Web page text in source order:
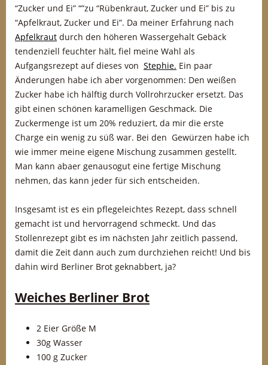
“Zucker und Ei” “”zu “Rübenkraut, Zucker und Ei” bis zu
“Apfelkraut, Zucker und Ei”. Da meiner Erfahrung nach
Apfelkraut durch den höheren Wassergehalt Gebäck
tendenziell feuchter hält, fiel meine Wahl als
Aufgangsrezept auf dieses von Stephie. Ein paar
Änderungen habe ich aber vorgenommen: Den weißen
Zucker habe ich hälftig durch Vollrohrzucker ersetzt. Das
gibt einen schönen karamelligen Geschmack. Die
Zuckermenge ist um 20% reduziert, da mir die erste
Charge ein wenig zu süß war. Bei den Gewürzen habe ich
wie immer meine eigene Mischung zusammen gestellt.
Man kann abaer genausogut eine fertige Mischung
nehmen, das kann jeder für sich entscheiden.
Insgesamt ist es ein pflegeleichtes Rezept, dass schnell
gemacht ist und hervorragend schmeckt. Und das
Stollenrezept gibt es im nächsten Jahr zeitlich passend,
damit die Zeit dann auch zum durchziehen reicht! Und bis
dahin wird Berliner Brot geknabbert, ja?
Weiches Berliner Brot
2 Eier Größe M
30g Wasser
100 g Zucker